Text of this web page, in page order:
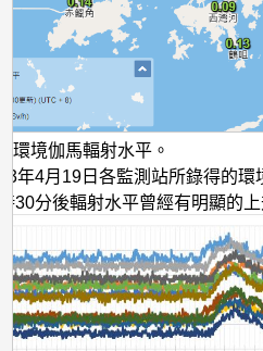
境伽馬輻射水平。
年4月19日各監測站所錄得的環
30分後輻射水平曾經有明顯的